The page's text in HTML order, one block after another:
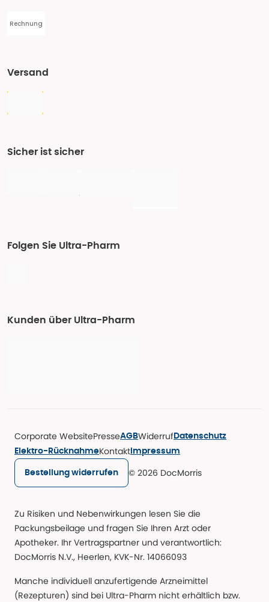
Rechnung
Versand
Sicher ist sicher
Folgen Sie Ultra-Pharm
Kunden über Ultra-Pharm
Corporate WebsitePresseAGBWiderruf Datenschutz
Elektro-RücknahmeKontakt Impressum
Bestellung widerrufen © 2026 DocMorris
Zu Risiken und Nebenwirkungen lesen Sie die
Packungsbeilage und fragen Sie Ihren Arzt oder
Apotheker. Ihr Vertragspartner und verantwortlich:
DocMorris N.V., Heerlen, KVK-Nr. 14066093
Manche individuell anzufertigende Arzneimittel
(Rezepturen) sind bei Ultra-Pharm nicht erhältlich bzw.